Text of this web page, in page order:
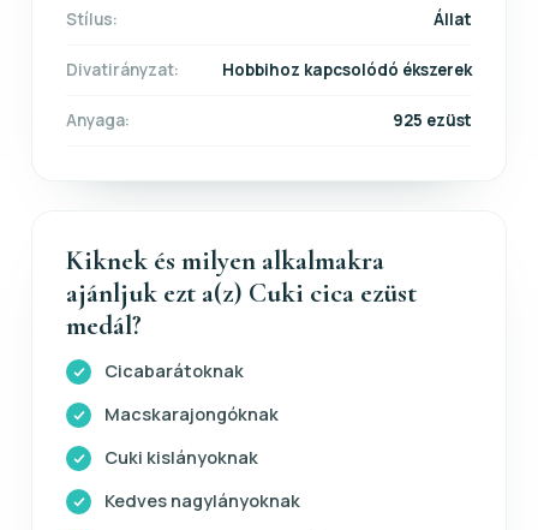
Stílus: Állat
Divatirányzat: Hobbihoz kapcsolódó ékszerek
Anyaga: 925 ezüst
Kiknek és milyen alkalmakra
ajánljuk ezt a(z) Cuki cica ezüst
medál?
Cicabarátoknak
Macskarajongóknak
Cuki kislányoknak
Kedves nagylányoknak